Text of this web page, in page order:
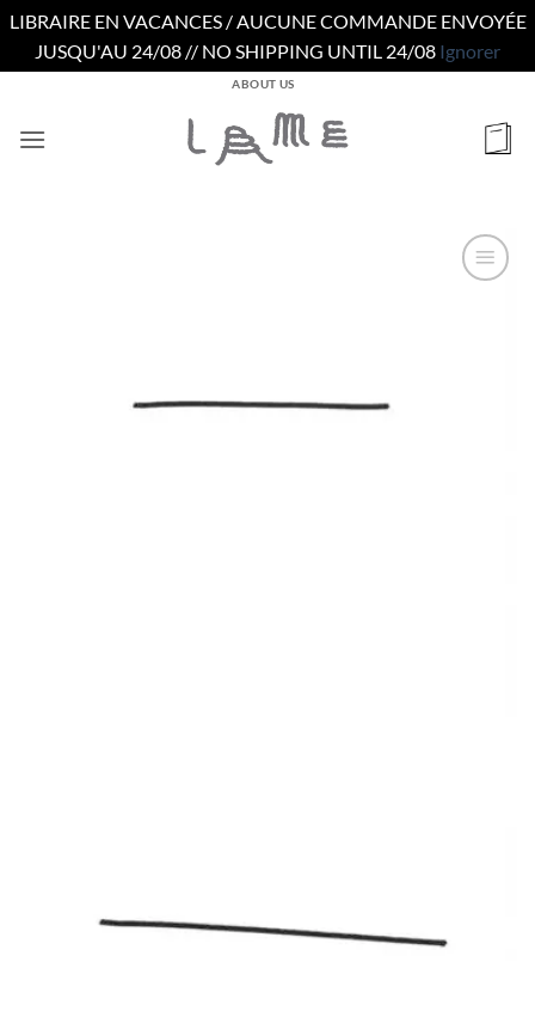
LIBRAIRE EN VACANCES / AUCUNE COMMANDE ENVOYÉE
JUSQU'AU 24/08 // NO SHIPPING UNTIL 24/08 Ignorer
contenu
ABOUT US